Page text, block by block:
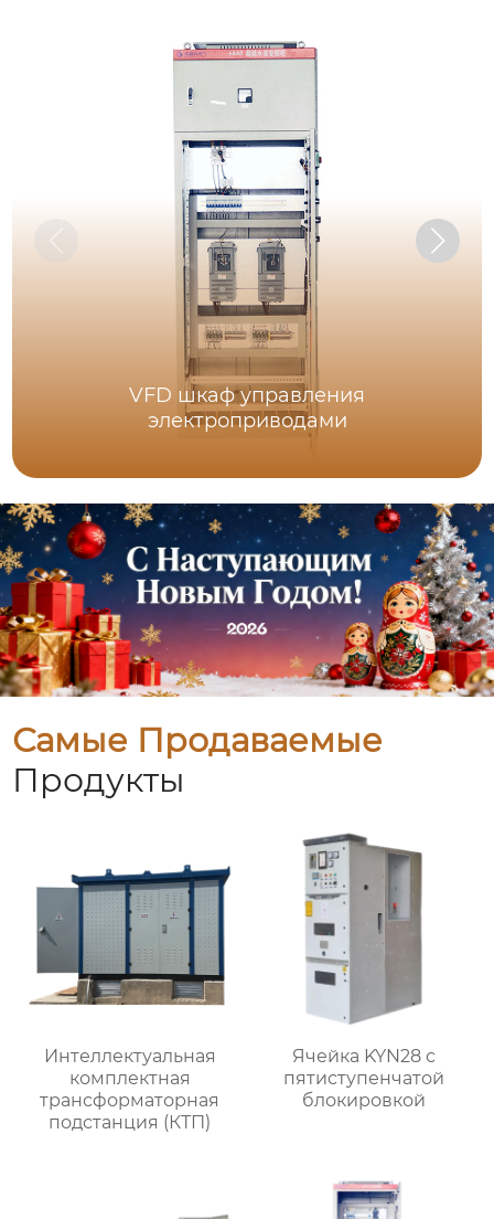
VFD шкаф управления
электроприводами
Самые Продаваемые
Продукты
Интеллектуальная
комплектная
трансформаторная
подстанция (КТП)
Ячейка KYN28 с
пятиступенчатой
блокировкой